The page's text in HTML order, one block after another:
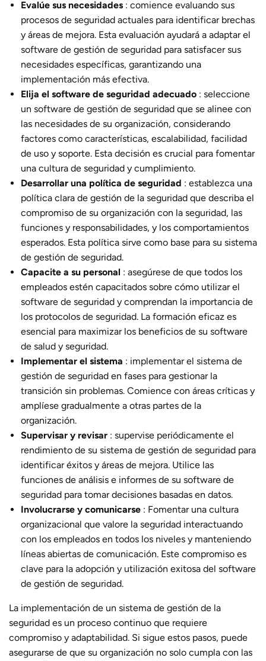
Evalúe sus necesidades : comience evaluando sus
procesos de seguridad actuales para identificar brechas
y áreas de mejora. Esta evaluación ayudará a adaptar el
software de gestión de seguridad para satisfacer sus
necesidades específicas, garantizando una
implementación más efectiva.
Elija el software de seguridad adecuado : seleccione
un software de gestión de seguridad que se alinee con
las necesidades de su organización, considerando
factores como características, escalabilidad, facilidad
de uso y soporte. Esta decisión es crucial para fomentar
una cultura de seguridad y cumplimiento.
Desarrollar una política de seguridad : establezca una
política clara de gestión de la seguridad que describa el
compromiso de su organización con la seguridad, las
funciones y responsabilidades, y los comportamientos
esperados. Esta política sirve como base para su sistema
de gestión de seguridad.
Capacite a su personal : asegúrese de que todos los
empleados estén capacitados sobre cómo utilizar el
software de seguridad y comprendan la importancia de
los protocolos de seguridad. La formación eficaz es
esencial para maximizar los beneficios de su software
de salud y seguridad.
Implementar el sistema : implementar el sistema de
gestión de seguridad en fases para gestionar la
transición sin problemas. Comience con áreas críticas y
amplíese gradualmente a otras partes de la
organización.
Supervisar y revisar : supervise periódicamente el
rendimiento de su sistema de gestión de seguridad para
identificar éxitos y áreas de mejora. Utilice las
funciones de análisis e informes de su software de
seguridad para tomar decisiones basadas en datos.
Involucrarse y comunicarse : Fomentar una cultura
organizacional que valore la seguridad interactuando
con los empleados en todos los niveles y manteniendo
líneas abiertas de comunicación. Este compromiso es
clave para la adopción y utilización exitosa del software
de gestión de seguridad.
La implementación de un sistema de gestión de la
seguridad es un proceso continuo que requiere
compromiso y adaptabilidad. Si sigue estos pasos, puede
asegurarse de que su organización no solo cumpla con las